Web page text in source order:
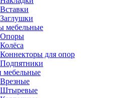
Вставки
Заглушки
мебельные
Опоры
Колёса
Коннекторы для опор
Подпятники
мебельные
Врезные
Штыревые